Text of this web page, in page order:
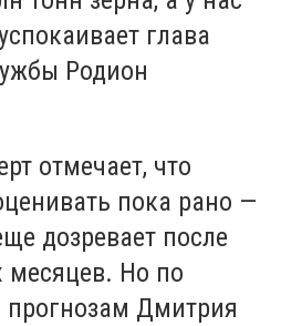
глава
Родион
отмечает, что
пока рано —
дозревает после
месяцев. Но по
Дмитрия